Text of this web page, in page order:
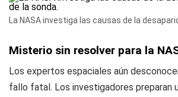
La NASA investiga las causas de la
Misterio sin resolver para la
Los expertos espaciales aún
fallo fatal. Los investigadores preparan